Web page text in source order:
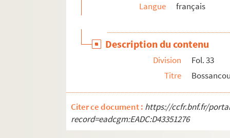
2766. Papiers des Montier ou Monstier,
2766. Baux divers de Cussangy, Étourvy et
2766. Titres d'acquisitions de terres à
2766. [Titre absent ou non renseigné]
2766. Déclarations, par les habitants
2766. Actes privés des Pont-Praslain et des
2766. « Manuels ou cueillerets tant en
Langue
français
Description du contenu
Division
Fol. 33
Titre
Citer ce document : https://ccfr.bnf.fr/
record=eadcgm:EADC:D43351276